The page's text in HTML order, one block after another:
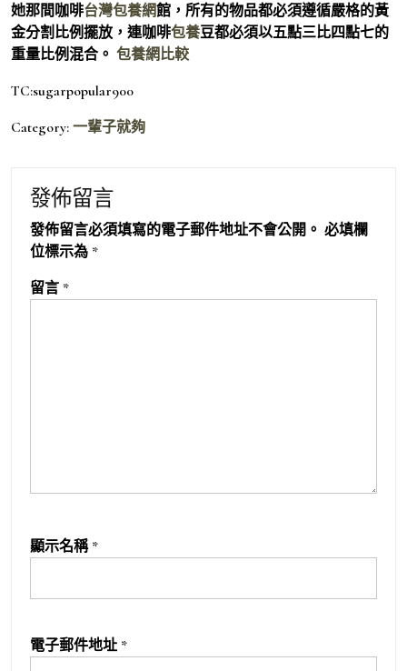
她那間咖啡台灣包養網館，所有的物品都必須遵循嚴格的黃
金分割比例擺放，連咖啡包養豆都必須以五點三比四點七的
重量比例混合。 包養網比較
TC:sugarpopular900
Category: 一輩子就夠
發佈留言
發佈留言必須填寫的電子郵件地址不會公開。 必填欄
位標示為 *
留言 *
顯示名稱 *
電子郵件地址 *